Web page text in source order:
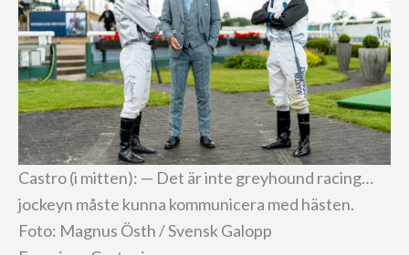
Castro (i mitten): — Det är inte greyhound racing…
jockeyn måste kunna kommunicera med hästen.
Foto: Magnus Östh / Svensk Galopp